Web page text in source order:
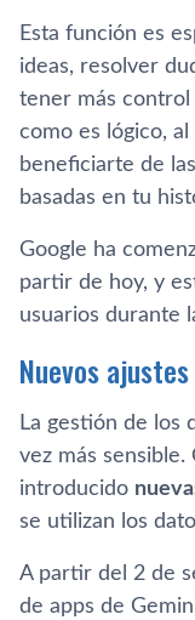
Esta función es
ideas, resolver
tener más control
como es lógico,
beneficiarte de
basadas en tu
Google ha
partir de hoy, y
usuarios durante
Nuevos
La gestión de los
vez más sensible.
introducido
se utilizan los
A partir del 2 de
de apps de